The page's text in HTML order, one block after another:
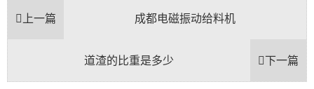
上一篇 成都电磁振动给料机
下一篇
道渣的比重是多少